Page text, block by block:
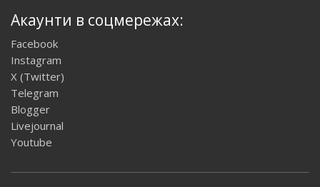
Акаунти в соцмережах:
Facebook
Instagram
X (Twitter)
Telegram
Blogger
Livejournal
Youtube